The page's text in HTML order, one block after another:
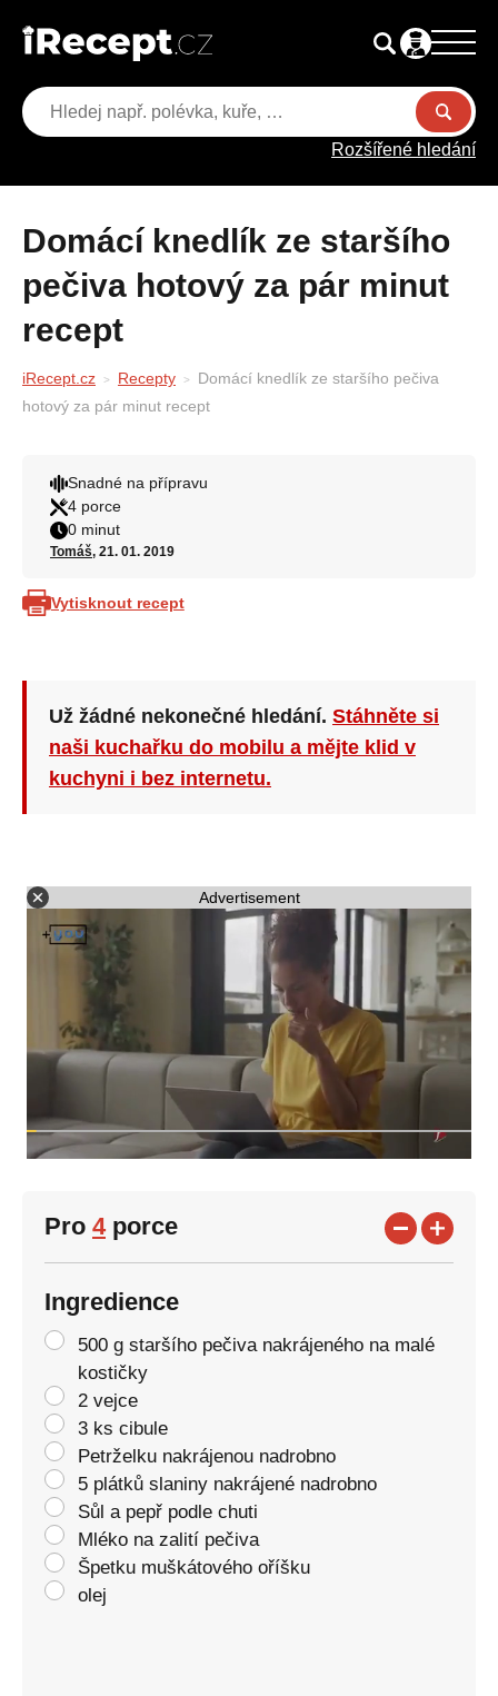
Rozšířené hledání
Domácí knedlík ze staršího
pečiva hotový za pár minut
recept
iRecept.cz Recepty
Domácí knedlík ze staršího pečiva
hotový za pár minut recept
Snadné na přípravu
4 porce
0 minut
Tomáš, 21. 01. 2019
Vytisknout recept
Už žádné nekonečné hledání. Stáhněte si
naši kuchařku do mobilu a mějte klid v
kuchyni i bez internetu.
Advertisement
Pro 4porce
Ingredience
500 g staršího pečiva nakrájeného na malé
kostičky
2 vejce
3 ks cibule
Petrželku nakrájenou nadrobno
5 plátků slaniny nakrájené nadrobno
Sůl a pepř podle chuti
Mléko na zalití pečiva
Špetku muškátového oříšku
olej